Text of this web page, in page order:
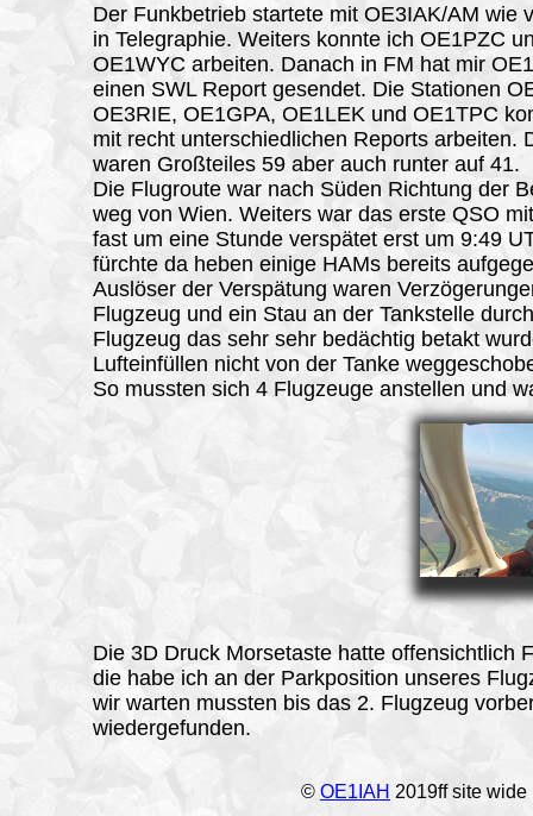
Der Funkbetrieb startete mit OE3IAK/AM wie
in Telegraphie. Weiters konnte ich OE1PZC
OE1WYC arbeiten. Danach in FM hat mir
einen SWL Report gesendet. Die Stationen
OE3RIE, OE1GPA, OE1LEK und OE1TPC
mit recht unterschiedlichen Reports arbeiten.
waren Großteiles 59 aber auch runter auf 41.
Die Flugroute war nach Süden Richtung der
weg von Wien. Weiters war das erste QSO
fast um eine Stunde verspätet erst um 9:49
fürchte da heben einige HAMs bereits
Auslöser der Verspätung waren
Flugzeug und ein Stau an der Tankstelle
Flugzeug das sehr sehr bedächtig betakt
Lufteinfüllen nicht von der Tanke
So mussten sich 4 Flugzeuge anstellen und
Die 3D Druck Morsetaste hatte offensichtlich
die habe ich an der Parkposition unseres
wir warten mussten bis das 2. Flugzeug
wiedergefunden.
© OE1IAH 2019ff site